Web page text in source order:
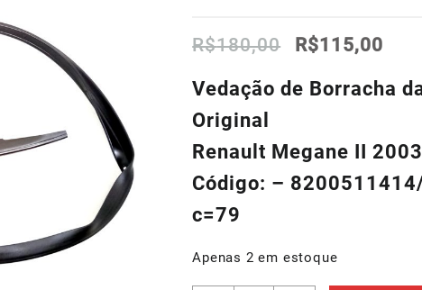
R$180,00
O
original
era:
R$115,00
é:
Vedação de Borracha
Original
Renault Megane II
Código: –
c=79
Apenas 2 em estoque